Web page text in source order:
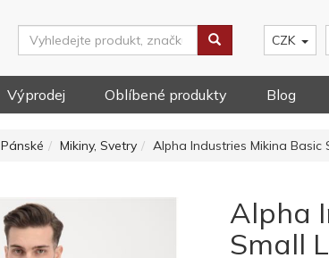
CZK
Výprodej Oblíbené produkty Blog
Pánské Mikiny, Svetry Alpha Industries Mikina Basic
Alpha
Small